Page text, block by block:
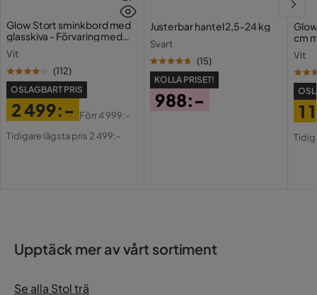
Glow Stort sminkbord med
glasskiva - Förvaring med
Vit
(112)
OSLAGBART PRIS
Pris
2 499:-
Original
Förr4 999:-
Tidigare lägsta pris 2 499:-
Justerbar hantel 2,5-24 kg
Svart
(15)
KOLLA PRISET!
988:-
cm
Vit
1
Upptäck mer av vårt sortiment
Se alla Stol trä